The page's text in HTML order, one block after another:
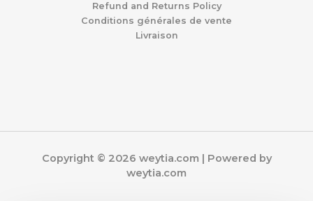
Refund and Returns Policy
Conditions générales de vente
Livraison
Copyright © 2026 weytia.com | Powered by
weytia.com